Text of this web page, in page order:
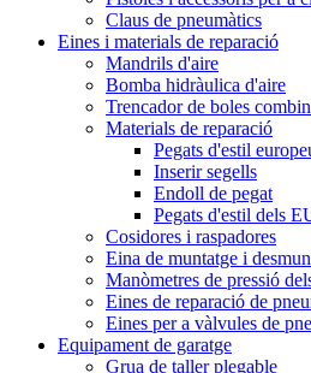
Claus de pneumàtics
Eines i materials de reparació
Mandrils d'aire
Bomba hidràulica d'aire
Trencador de boles
Materials de reparació
Pegats d'estil
Inserir segells
Endoll de pegat
Pegats d'estil dels
Cosidores i raspadores
Eina de muntatge i
Manòmetres de pressió
Eines de reparació de
Eines per a vàlvules de
Equipament de garatge
Grua de taller plegable